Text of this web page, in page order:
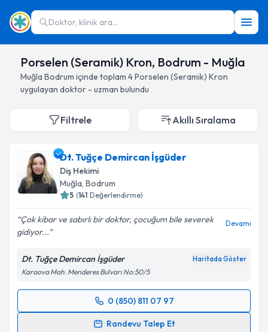
Doktor, klinik ara...
Porselen (Seramik) Kron, Bodrum - Muğla
Muğla Bodrum içinde toplam 4Porselen (Seramik) Kron
uygulayan doktor - uzman bulundu
Filtrele Akıllı Sıralama
Dt. Tuğçe Demircan İşgüder
Diş Hekimi
Muğla, Bodrum
5 (141 Değerlendirme)
Çok kibar ve sabırlı bir doktor, çocuğum bile severek
gidiyor...
Devamı
Dt. Tuğçe Demircan İşgüder Haritada Göster
Karaova Mah. Menderes Bulvarı No:50/5
0 (850) 811 07 97
Randevu Talep Et
Randevu Takvimi Talebi